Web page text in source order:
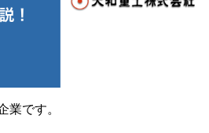
です。